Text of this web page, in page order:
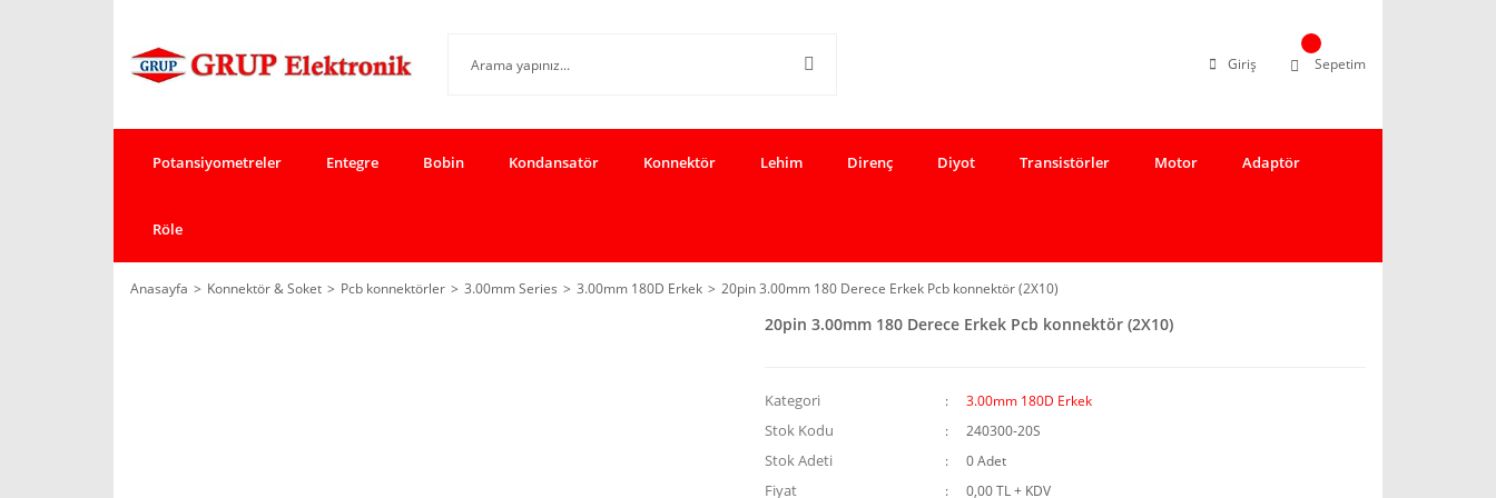
Giriş Sepetim
Potansiyometreler Entegre Bobin Kondansatör Konnektör Lehim Direnç Diyot Transistörler Motor Adaptör
Röle
Anasayfa Konnektör & Soket Pcb konnektörler 3.00mm Series 3.00mm 180D Erkek 20pin 3.00mm 180 Derece Erkek Pcb konnektör (2X10)
20pin 3.00mm 180 Derece Erkek Pcb konnektör (2X10)
Kategori 3.00mm 180D Erkek
Stok Kodu 240300-20S
Stok Adeti 0 Adet
Fiyat 0,00 TL + KDV